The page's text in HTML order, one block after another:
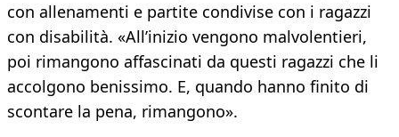
con allenamenti e partite condivise con i ragazzi
con disabilità. «All’inizio vengono malvolentieri,
poi rimangono affascinati da questi ragazzi che li
accolgono benissimo. E, quando hanno finito di
scontare la pena, rimangono».